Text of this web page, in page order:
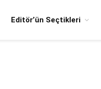
Editör’ün Seçtikleri